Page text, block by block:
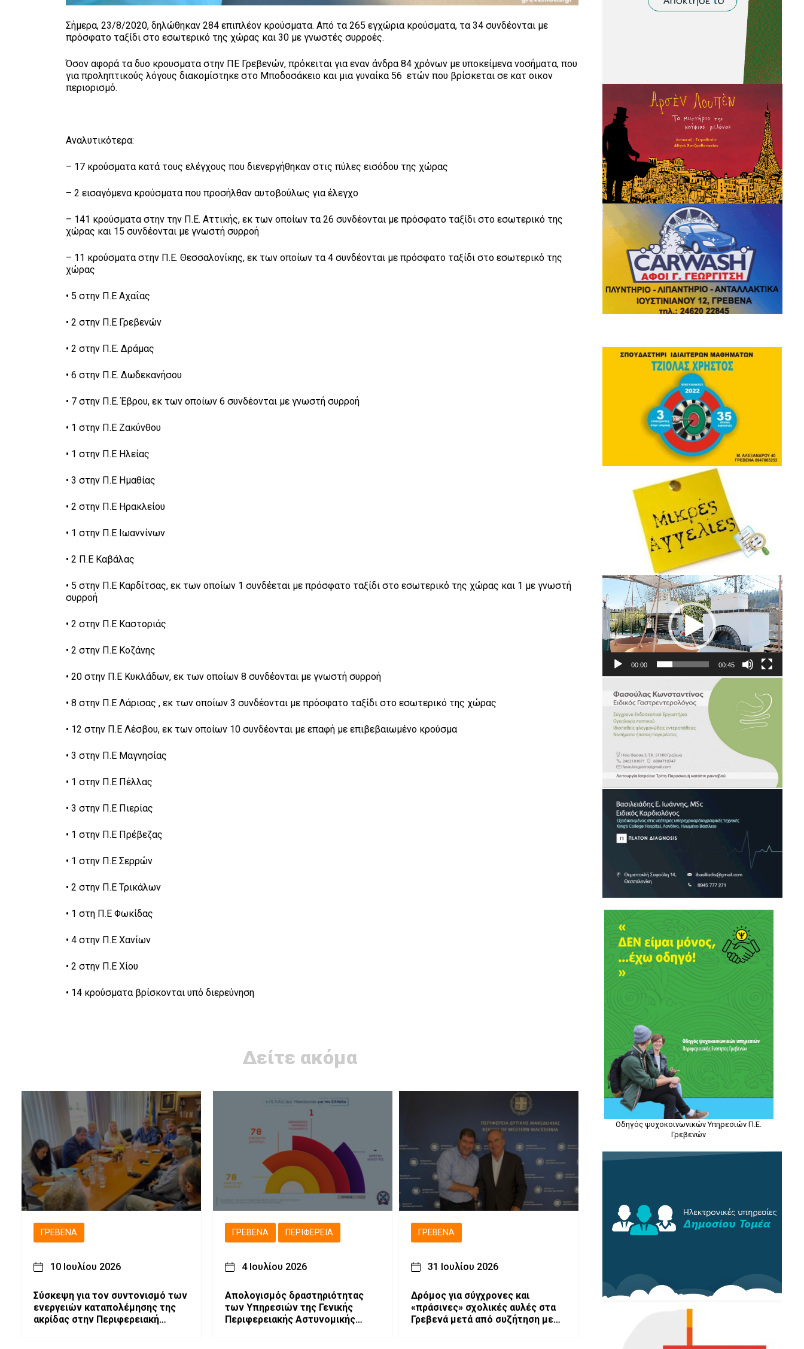
Σήμερα, 23/8/2020, δηλώθηκαν 284 επιπλέον κρούσματα. Από τα 265 εγχώρια κρούσματα, τα 34 συνδέονται με
πρόσφατο ταξίδι στο εσωτερικό της χώρας και 30 με γνωστές συρροές.
Όσον αφορά τα δυο κρουσματα στην ΠΕ Γρεβενών, πρόκειται για εναν άνδρα 84 χρόνων με υποκείμενα νοσήματα, που
για προληπτικούς λόγους διακομίστηκε στο Μποδοσάκειο και μια γυναίκα 56 ετών που βρίσκεται σε κατ οικον
περιορισμό.
Αναλυτικότερα:
– 17 κρούσματα κατά τους ελέγχους που διενεργήθηκαν στις πύλες εισόδου της χώρας
– 2 εισαγόμενα κρούσματα που προσήλθαν αυτοβούλως για έλεγχο
– 141 κρούσματα στην την Π.Ε. Αττικής, εκ των οποίων τα 26 συνδέονται με πρόσφατο ταξίδι στο εσωτερικό της
χώρας και 15 συνδέονται με γνωστή συρροή
– 11 κρούσματα στην Π.Ε. Θεσσαλονίκης, εκ των οποίων τα 4 συνδέονται με πρόσφατο ταξίδι στο εσωτερικό της
χώρας
• 5 στην Π.Ε Αχαΐας
• 2 στην Π.Ε Γρεβενών
• 2 στην Π.Ε. Δράμας
• 6 στην Π.Ε. Δωδεκανήσου
• 7 στην Π.Ε. Έβρου, εκ των οποίων 6 συνδέονται με γνωστή συρροή
• 1 στην Π.Ε Ζακύνθου
• 1 στην Π.Ε Ηλείας
• 3 στην Π.Ε Ημαθίας
• 2 στην Π.Ε Ηρακλείου
• 1 στην Π.Ε Ιωαννίνων
• 2 Π.Ε Καβάλας
• 5 στην Π.Ε Καρδίτσας, εκ των οποίων 1 συνδέεται με πρόσφατο ταξίδι στο εσωτερικό της χώρας και 1 με γνωστή
συρροή
• 2 στην Π.Ε Καστοριάς
• 2 στην Π.Ε Κοζάνης
• 20 στην Π.Ε Κυκλάδων, εκ των οποίων 8 συνδέονται με γνωστή συρροή
• 8 στην Π.Ε Λάρισας , εκ των οποίων 3 συνδέονται με πρόσφατο ταξίδι στο εσωτερικό της χώρας
• 12 στην Π.Ε Λέσβου, εκ των οποίων 10 συνδέονται με επαφή με επιβεβαιωμένο κρούσμα
• 3 στην Π.Ε Μαγνησίας
• 1 στην Π.Ε Πέλλας
• 3 στην Π.Ε Πιερίας
• 1 στην Π.Ε Πρέβεζας
• 1 στην Π.Ε Σερρών
• 2 στην Π.Ε Τρικάλων
• 1 στη Π.Ε Φωκίδας
• 4 στην Π.Ε Χανίων
• 2 στην Π.Ε Χίου
• 14 κρούσματα βρίσκονται υπό διερεύνηση
Δείτε ακόμα
ΓΡΕΒΕΝΆ
10 Ιουλίου 2026
Σύσκεψη για τον συντονισμό των
ενεργειών καταπολέμησης της
ακρίδας στην Περιφερειακή
ΓΡΕΒΕΝΆ ΠΕΡΙΦΈΡΕΙΑ
4 Ιουλίου 2026
Απολογισμός δραστηριότητας
των Υπηρεσιών της Γενικής
Περιφερειακής Αστυνομικής
ΓΡΕΒΕΝΆ
31 Ιουλίου 2026
Δρόμος για σύγχρονες και
«πράσινες» σχολικές αυλές στα
Γρεβενά μετά από συζήτηση με
Πρόγραμμα
Αναπαραγωγής
Βίντεο
00:00 00:45
Οδηγός ψυχοκοινωνικών Υπηρεσιών Π.Ε.
Γρεβενών